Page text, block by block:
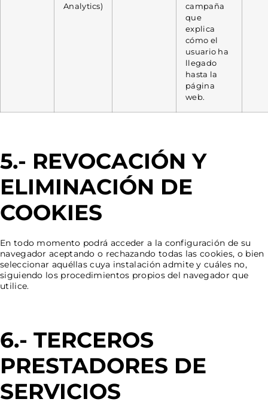
Analytics)
campaña
que
explica
cómo el
usuario ha
llegado
hasta la
página
web.
5.- REVOCACIÓN Y
ELIMINACIÓN DE
COOKIES
En todo momento podrá acceder a la configuración de su
navegadoraceptando o rechazando todas las cookies, o bien
seleccionar aquéllas cuya instalación admite y cuáles no,
siguiendo los procedimientos propios del navegador que
utilice.
6.- TERCEROS
PRESTADORES DE
SERVICIOS